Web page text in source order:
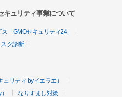
キュリティ事業について
「GMOセキュリティ24」
ク診断
リティ byイエラエ）
なりすまし対策